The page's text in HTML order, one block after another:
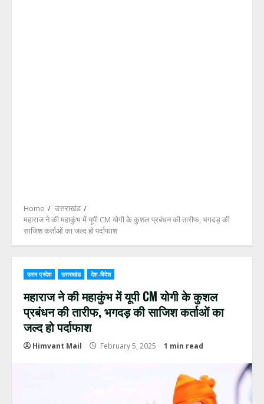
Home
उत्तराखंड
महाराज ने की महाकुंभ में यूपी CM योगी के कुशल प्रबंधन की तारीफ, भगदड़ की
साजिश कर्ताओं का जल्द हो पर्दाफाश
उत्तर प्रदेश उत्तराखंड देश-विदेश
महाराज ने की महाकुंभ में यूपी CM योगी के कुशल
प्रबंधन की तारीफ, भगदड़ की साजिश कर्ताओं का
जल्द हो पर्दाफाश
Himvant Mail February 5, 2025 1 min read